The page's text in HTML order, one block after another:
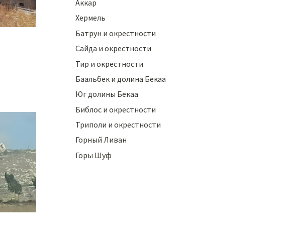
Аккар
Хермель
Батрун и окрестности
Сайда и окрестности
Тир и окрестности
Баальбек и долина Бекаа
Юг долины Бекаа
Библос и окрестности
Триполи и окрестности
Горный Ливан
Горы Шуф